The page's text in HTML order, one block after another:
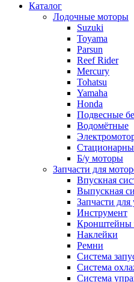
Каталог
Лодочные моторы
Suzuki
Toyama
Parsun
Reef Rider
Mercury
Tohatsu
Yamaha
Honda
Подвесные
Водомётные
Б/у моторы
Запчасти для
Впускная
Выпускная
Запчасти
Инструмент
Кронштейны
Наклейки
Ремни
Система
Система
Система